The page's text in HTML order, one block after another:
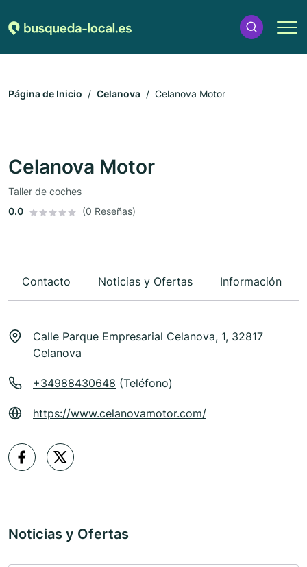
Página de Inicio Celanova Celanova Motor
Celanova Motor
Taller de coches
0.0
(0 Reseñas)
Contacto Noticias y Ofertas Información
Calle Parque Empresarial Celanova, 1, 32817
Celanova
+34988430648 (Teléfono)
https://www.celanovamotor.com/
Noticias y Ofertas